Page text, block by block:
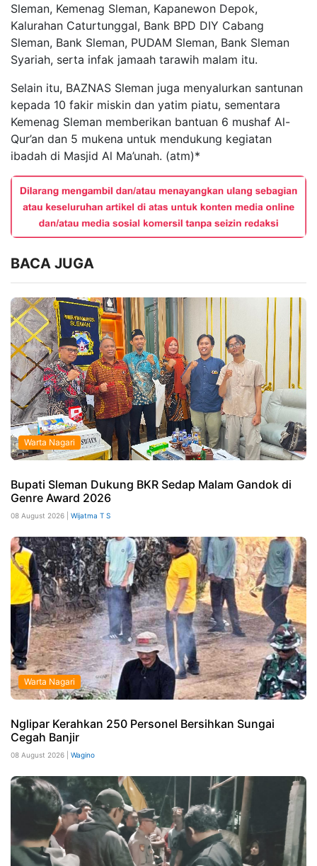
Sleman, Kemenag Sleman, Kapanewon Depok,
Kalurahan Caturtunggal, Bank BPD DIY Cabang
Sleman, Bank Sleman, PUDAM Sleman, Bank Sleman
Syariah, serta infak jamaah tarawih malam itu.
Selain itu, BAZNAS Sleman juga menyalurkan santunan
kepada 10 fakir miskin dan yatim piatu, sementara
Kemenag Sleman memberikan bantuan 6 mushaf Al-
Qur’an dan 5 mukena untuk mendukung kegiatan
ibadah di Masjid Al Ma’unah. (atm)*
BACA JUGA
Warta Nagari
Bupati Sleman Dukung BKR Sedap Malam Gandok di
Genre Award 2026
08 August 2026 | Wijatma T S
Warta Nagari
Nglipar Kerahkan 250 Personel Bersihkan Sungai
Cegah Banjir
08 August 2026 | Wagino